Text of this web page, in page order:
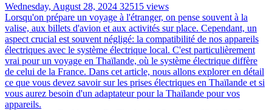
Wednesday, August 28, 2024 32515 views
Lorsqu'on prépare un voyage à l'étranger, on pense souvent à la
valise, aux billets d'avion et aux activités sur place. Cependant, un
aspect crucial est souvent négligé: la compatibilité de nos appareils
électriques avec le système électrique local. C'est particulièrement
vrai pour un voyage en Thaïlande, où le système électrique diffère
de celui de la France. Dans cet article, nous allons explorer en détail
ce que vous devez savoir sur les prises électriques en Thaïlande et si
vous aurez besoin d'un adaptateur pour la Thaïlande pour vos
appareils.